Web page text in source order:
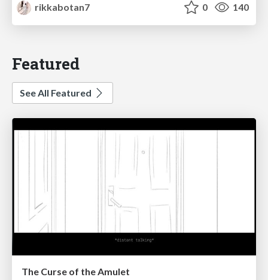
rikkabotan7
0 140
Featured
See All Featured
The Curse of the Amulet